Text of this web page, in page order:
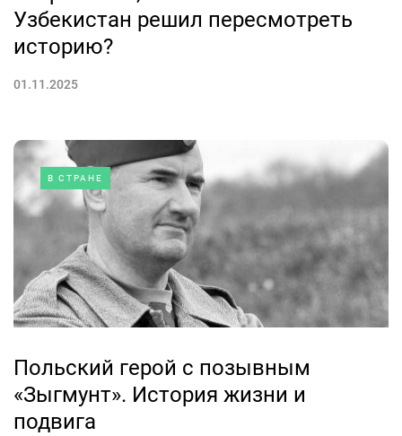
Узбекистан решил пересмотреть
историю?
01.11.2025
В СТРАНЕ
Польский герой с позывным
«Зыгмунт». История жизни и
подвига